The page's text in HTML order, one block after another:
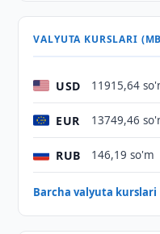
VALYUTA KURSLARI
USD 11915,64
EUR 13749,46
RUB 146,19 so'm
Barcha valyuta